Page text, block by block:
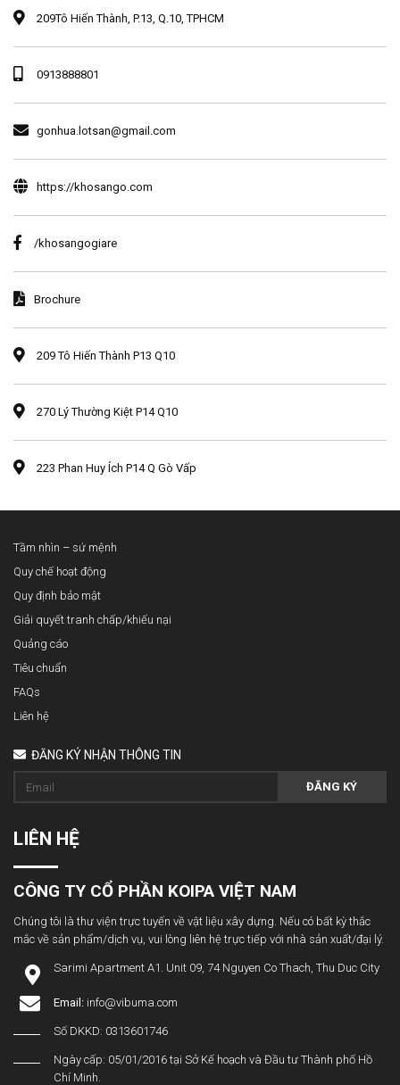
209Tô Hiến Thành, P.13, Q.10, TPHCM
0913888801
gonhua.lotsan@gmail.com
https://khosango.com
/khosangogiare
Brochure
209 Tô Hiến Thành P13 Q10
270 Lý Thường Kiệt P14 Q10
223 Phan Huy Ích P14 Q Gò Vấp
Tầm nhìn – sứ mệnh
Quy chế hoạt động
Quy định bảo mật
Giải quyết tranh chấp/khiếu nại
Quảng cáo
Tiêu chuẩn
FAQs
Liên hệ
ĐĂNG KÝ NHẬN THÔNG TIN
ĐĂNG KÝ
LIÊN HỆ
CÔNG TY CỔ PHẦN KOIPA VIỆT NAM
Chúng tôi là thư viện trực tuyến về vật liệu xây dựng. Nếu có bất kỳ thắc
mắc về sản phẩm/dịch vụ, vui lòng liên hệ trực tiếp với nhà sản xuất/đại lý.
Sarimi Apartment A1. Unit 09, 74 Nguyen Co Thach, Thu Duc City
Email: info@vibuma.com
Số DKKD: 0313601746
Ngày cấp: 05/01/2016 tại Sở Kế hoạch và Đầu tư Thành phố Hồ
Chí Minh.